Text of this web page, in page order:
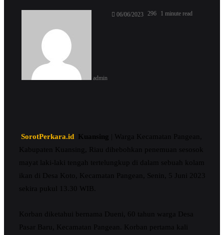
admin
Send06/06/2023 296 1 minute read
SorotPerkara.id Kuansing | Warga Kecamatan Pangean,
Kabupaten Kuansing, Riau dihebohkan penemuan sesosok
mayat laki-laki tengah tertelungkup di dalam sebuah kolam
ikan di Desa Koto, Kecamatan Pangean, Senin, 5 Juni 2023
sekira pukul 13.30 WIB.
Korban diketahui bernama Dueni, 60 tahun warga Desa
Pasar Baru, Kecamatan Pangean. Korban pertama kali